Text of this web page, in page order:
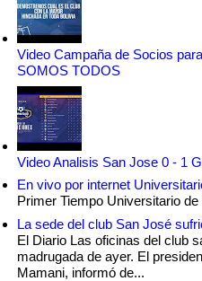
Video Campaña de Socios
SOMOS TODOS
Video Analisis San Jose 0 - 1
En vivo por internet
Primer Tiempo Universitario
La sede del club San José
El Diario Las oficinas del club
madrugada de ayer. El
Mamani, informó de...